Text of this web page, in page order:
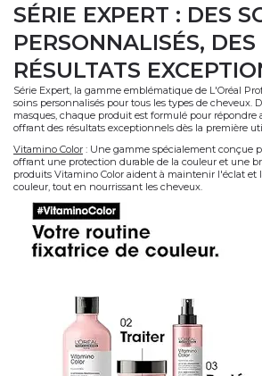
SÉRIE EXPERT : DES
PERSONNALISÉS, DES
RÉSULTATS
Série Expert, la gamme emblématique de L'Oréal
soins personnalisés pour tous les types de cheveux.
masques, chaque produit est formulé pour répondre
offrant des résultats exceptionnels dès la première
Vitamino Color : Une gamme spécialement conçue
offrant une protection durable de la couleur et une
produits Vitamino Color aident à maintenir l'éclat et
couleur, tout en nourrissant les cheveux.